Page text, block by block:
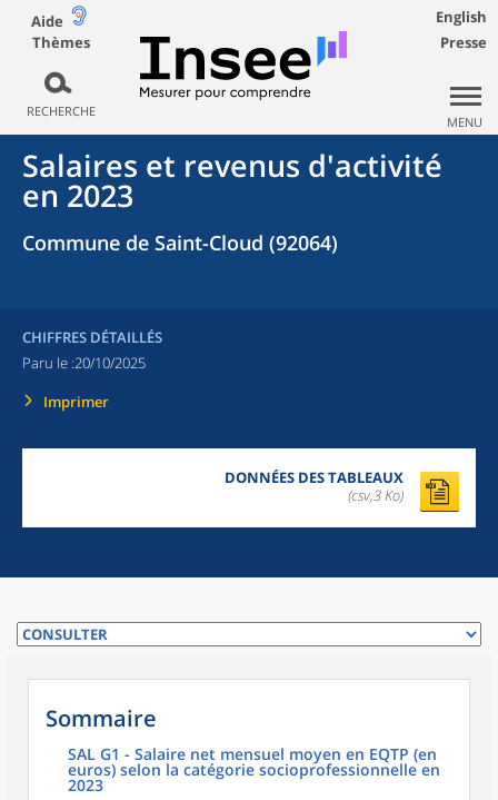
Aide
Thèmes
RECHERCHE
English
Presse
MENU
Salaires et revenus d'activité
en 2023
Commune de Saint-Cloud (92064)
CHIFFRES DÉTAILLÉS
Paru le :20/10/2025
Imprimer
DONNÉES DES TABLEAUX
(csv,3 Ko)
Sommaire
SAL G1 - Salaire net mensuel moyen en EQTP (en
euros) selon la catégorie socioprofessionnelle en
2023